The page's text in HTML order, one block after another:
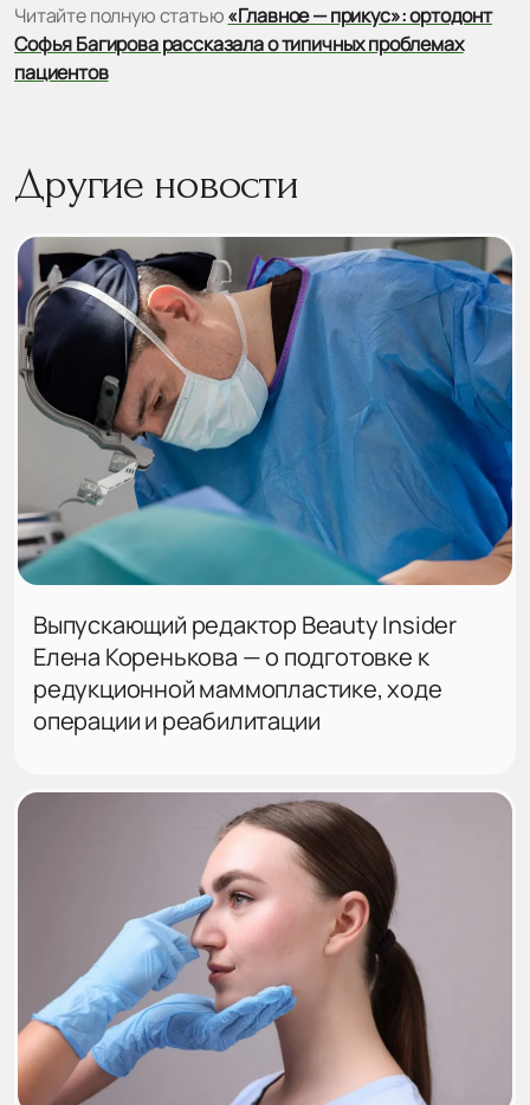
Читайте полную статью«Главное — прикус»: ортодонт
Софья Багирова рассказала о типичных проблемах
пациентов
Другие новости
Выпускающий редактор Beauty Insider
Елена Коренькова — о подготовке к
редукционной маммопластике, ходе
операции и реабилитации